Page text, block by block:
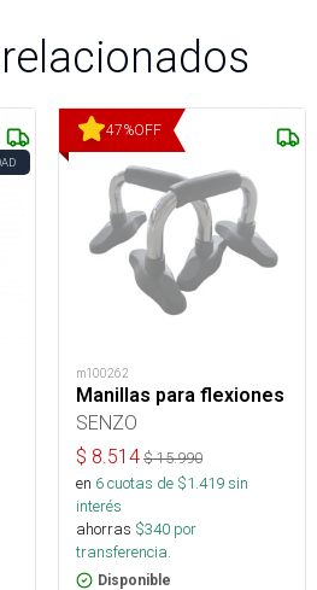
47%OFF
m100262
Manillas para flexiones
SENZO
$ 8.514 $15.990
en 6cuotas de $1.419sin
interés
ahorras $340 por
transferencia.
Disponible